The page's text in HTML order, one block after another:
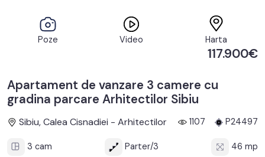
Poze Video Harta
117.900€
Apartament de vanzare 3 camere cu
gradina parcare Arhitectilor Sibiu
Sibiu, Calea Cisnadiei - Arhitectilor 1107 P24497
3 cam Parter/3 46 mp